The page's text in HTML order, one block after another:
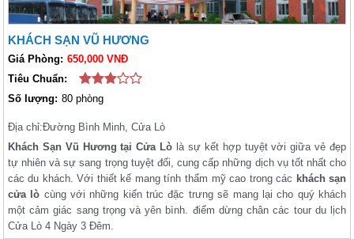
KHÁCH SẠN VŨ HƯƠNG
Giá Phòng: 650,000 VNĐ
Tiêu Chuẩn:
Số lượng: 80 phòng
Địa chỉ:Đường Bình Minh, Cửa Lò
Khách Sạn Vũ Hương tại Cửa Lò là sự kết hợp tuyệt vời giữa vẻ đẹp
tự nhiên và sự sang trọng tuyệt đối, cung cấp những dịch vụ tốt nhất cho
các du khách. Với thiết kế mang tính thẩm mỹ cao trong các khách sạn
cửa lò cùng với những kiến trúc đặc trưng sẽ mang lại cho quý khách
một cảm giác sang trọng và yên bình. điểm dừng chân các tour du lịch
Cửa Lò 4 Ngày 3 Đêm.